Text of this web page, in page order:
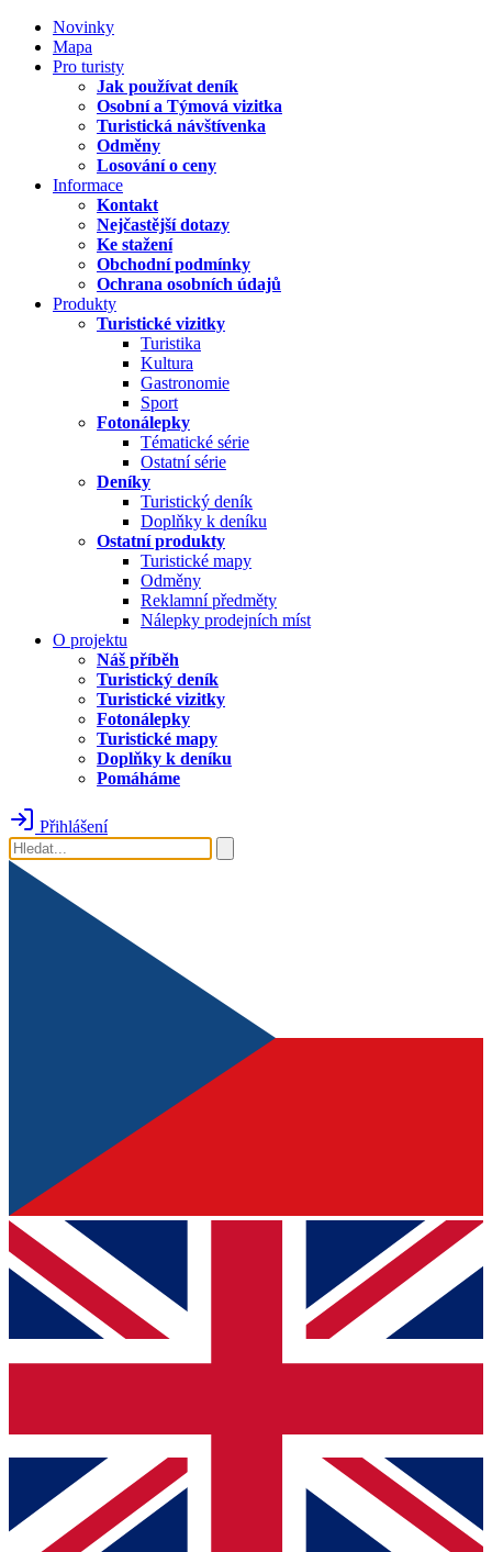
Novinky
Mapa
Pro turisty
Jak používat deník
Osobní a Týmová vizitka
Turistická návštívenka
Odměny
Losování o ceny
Informace
Kontakt
Nejčastější dotazy
Ke stažení
Obchodní podmínky
Ochrana osobních údajů
Produkty
Turistické vizitky
Turistika
Kultura
Gastronomie
Sport
Fotonálepky
Tématické série
Ostatní série
Deníky
Turistický deník
Doplňky k deníku
Ostatní produkty
Turistické mapy
Odměny
Reklamní předměty
Nálepky prodejních míst
O projektu
Náš příběh
Turistický deník
Turistické vizitky
Fotonálepky
Turistické mapy
Doplňky k deníku
Pomáháme
Přihlášení